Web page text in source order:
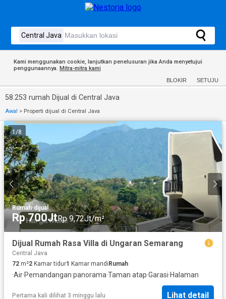
Kami menggunakan cookie, lanjutkan penelusuran jika Anda menyetujui
penggunaannya. Mitra-mitra kami
BLOKIR SETUJU
58.253 rumah Dijual di Central Java
Awal > Properti dijual di Central Java
1 /8
Rumah·dijual
Rp 700JtRp 9,72Jt/m²
Dijual Rumah Rasa Villa di Ungaran Semarang
Central Java
72 m²2 Kamar tidur1 Kamar mandiRumah
·Air·Pemandangan panorama·Taman atap·Garasi·Halaman
Pertama kali dilihat 3 minggu lalu Lihat detail